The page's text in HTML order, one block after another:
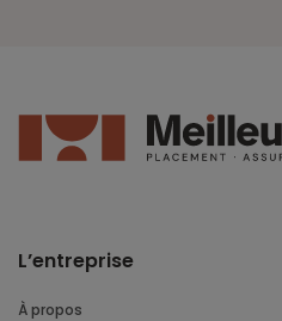
L’entreprise
À propos